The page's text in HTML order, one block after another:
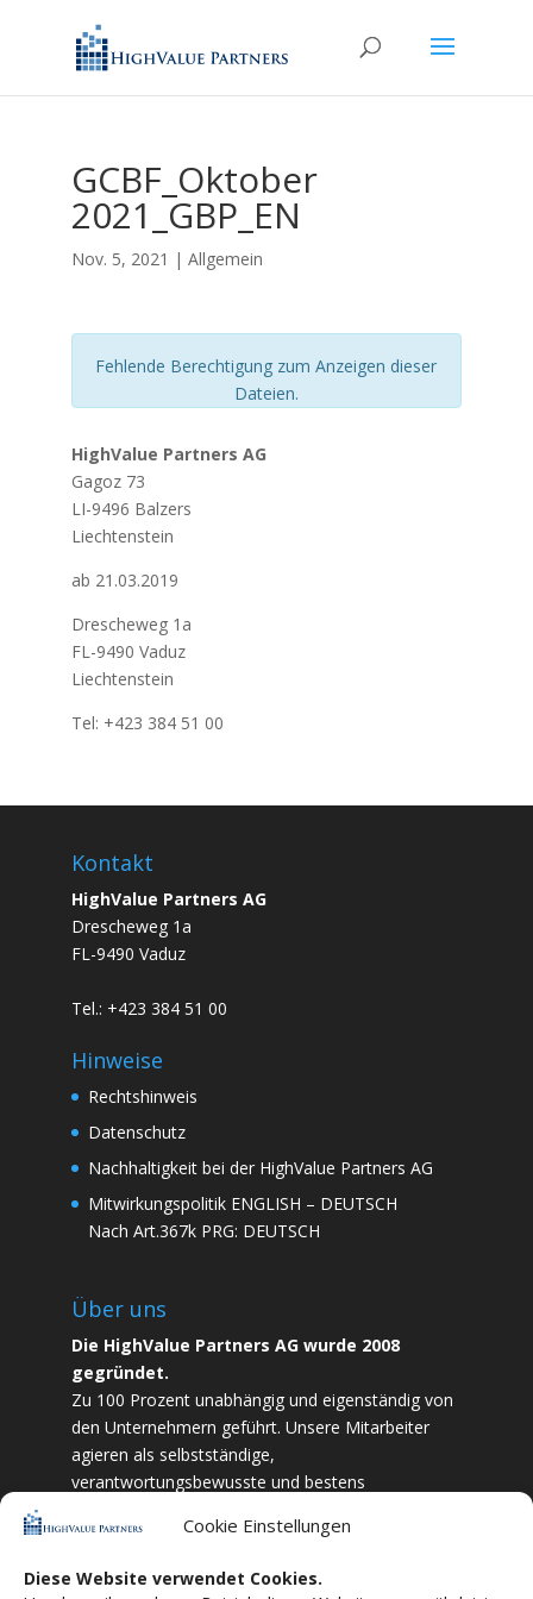
Cookie Einstellungen
Diese Website verwendet Cookies.
GCBF_Oktober
2021_GBP_EN
Nov. 5, 2021 | Allgemein
Fehlende Berechtigung zum Anzeigen dieser
Dateien.
HighValue Partners AG
Gagoz 73
LI-9496 Balzers
Liechtenstein
ab 21.03.2019
Drescheweg 1a
FL-9490 Vaduz
Liechtenstein
Tel: +423 384 51 00
Kontakt
HighValue Partners AG
Drescheweg 1a
FL-9490 Vaduz
Tel.: +423 384 51 00
Hinweise
Rechtshinweis
Datenschutz
Nachhaltigkeit bei der HighValue Partners AG
Mitwirkungspolitik ENGLISH – DEUTSCH
Nach Art.367k PRG: DEUTSCH
Über uns
Die HighValue Partners AG wurde 2008
gegründet.
Zu 100 Prozent unabhängig und eigenständig von
den Unternehmern geführt. Unsere Mitarbeiter
agieren als selbstständige,
verantwortungsbewusste und bestens
und Zielstrebigkeit sind wir bestrebt das